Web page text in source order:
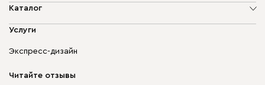
О компании
Доставка и оплата
диван.клуб
Карьера
Каталог
Мягкая мебель
Бескаркасная мебель
Столы и стулья
Услуги
Экспресс-дизайн
Читайте отзывы